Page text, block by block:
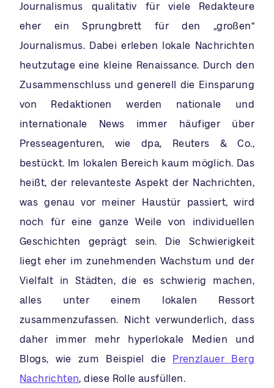
Journalismus qualitativ für viele Redakteure
eher ein Sprungbrett für den „großen“
Journalismus. Dabei erleben lokale Nachrichten
heutzutage eine kleine Renaissance. Durch den
Zusammenschluss und generell die Einsparung
von Redaktionen werden nationale und
internationale News immer häufiger über
Presseagenturen, wie dpa, Reuters & Co.,
bestückt. Im lokalen Bereich kaum möglich. Das
heißt, der relevanteste Aspekt der Nachrichten,
was genau vor meiner Haustür passiert, wird
noch für eine ganze Weile von individuellen
Geschichten geprägt sein. Die Schwierigkeit
liegt eher im zunehmenden Wachstum und der
Vielfalt in Städten, die es schwierig machen,
alles unter einem lokalen Ressort
zusammenzufassen. Nicht verwunderlich, dass
daher immer mehr hyperlokale Medien und
Blogs, wie zum Beispiel die
Prenzlauer Berg
Nachrichten, diese Rolle ausfüllen.